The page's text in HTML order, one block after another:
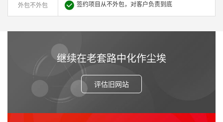
外包不外包 签约项目从不外包，对客户负责到底
继续在老套路中化作尘埃
评估旧网站